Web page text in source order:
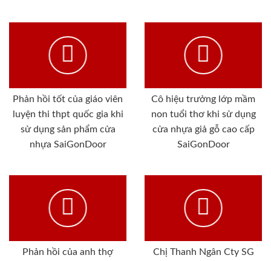
Phản hồi tốt của giáo viên
luyện thi thpt quốc gia khi
sử dụng sản phẩm cửa
nhựa SaiGonDoor
Cô hiệu trưởng lớp mầm
non tuổi thơ khi sử dụng
cửa nhựa giả gỗ cao cấp
SaiGonDoor
Phản hồi của anh thợ
Chị Thanh Ngân Cty SG